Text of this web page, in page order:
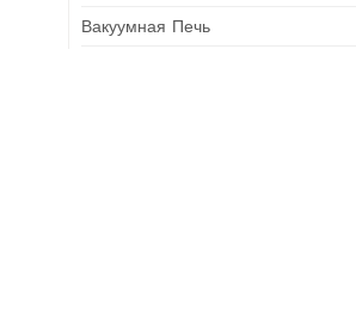
Вакуумная Печь